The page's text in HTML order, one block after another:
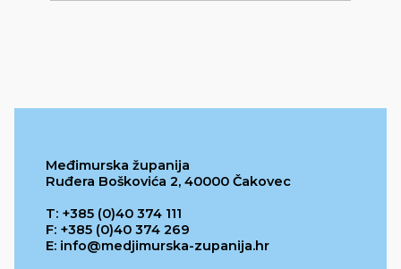
Međimurska županija
Ruđera Boškovića 2, 40000 Čakovec
T: +385 (0)40 374 111
F: +385 (0)40 374 269
E: info@medjimurska-zupanija.hr